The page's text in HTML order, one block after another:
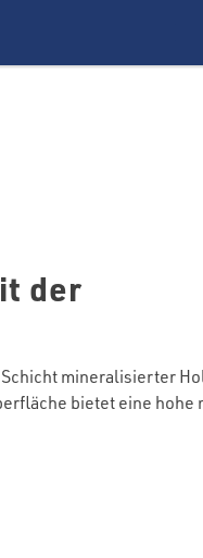
der
mineralisierter
bietet eine hohe